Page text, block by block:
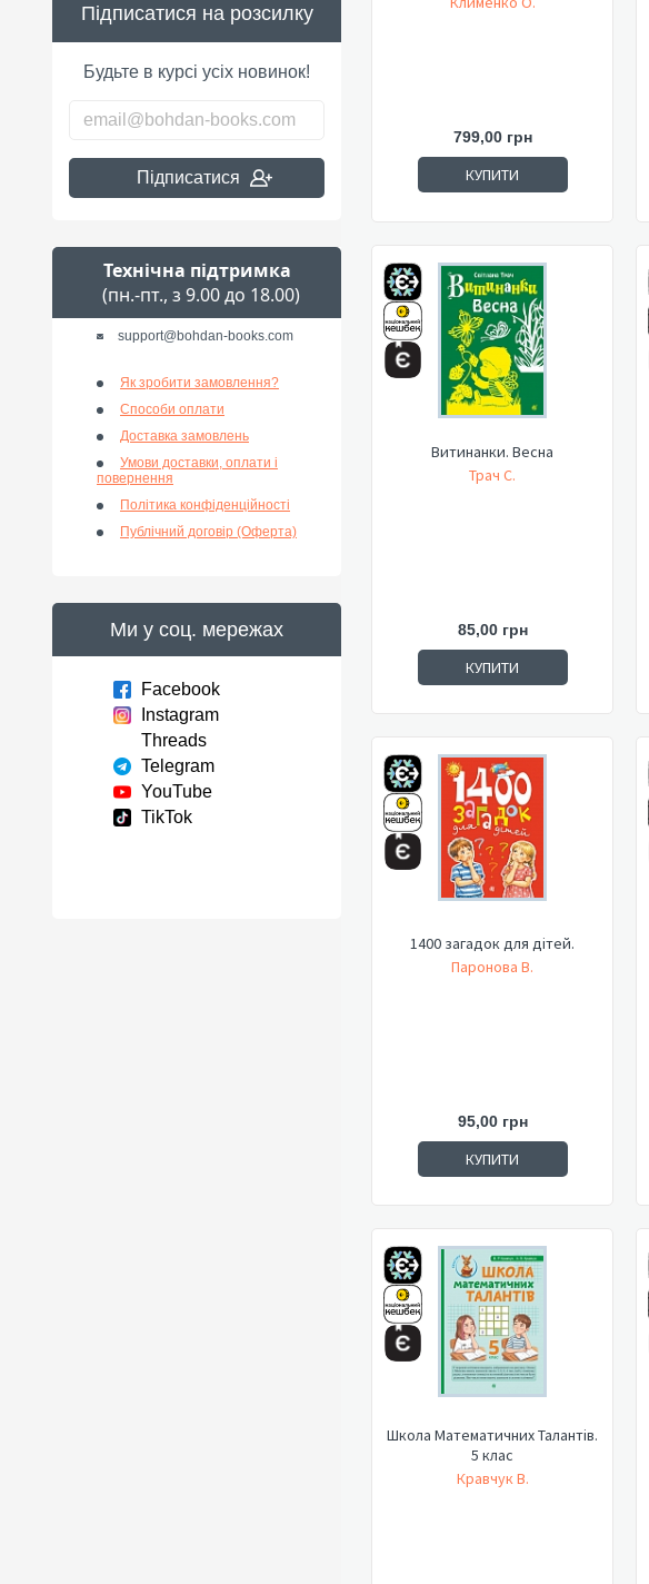
Підписатися на розсилку
Будьте в курсі усіх новинок!
Підписатися
Технічна підтримка
(пн.-пт., з 9.00 до 18.00)
support@bohdan-books.com
Як зробити замовлення?
Способи оплати
Доставка замовлень
Умови доставки, оплати і
повернення
Політика конфіденційності
Публічний договір (Оферта)
Ми у соц. мережах
Facebook
Instagram
Threads
Telegram
YouTube
TikTok
799,00 грн
КУПИТИ
Витинанки. Весна
Трач С.
85,00 грн
КУПИТИ
1400 загадок для дітей.
Паронова В.
95,00 грн
КУПИТИ
Школа Математичних Талантів.
5 клас
Кравчук В.